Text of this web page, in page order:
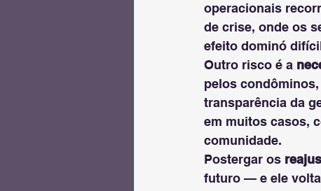
operacionais
de crise, onde os
efeito dominó
Outro risco é a
pelos
transparência da
em muitos casos,
comunidade.
Postergar os
futuro — e ele